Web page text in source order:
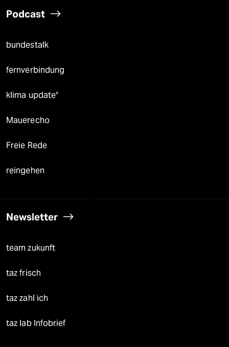
Podcast
bundestalk
fernverbindung
klima update°
Mauerecho
Freie Rede
reingehen
Newsletter
team zukunft
taz frisch
taz zahl ich
taz lab Infobrief